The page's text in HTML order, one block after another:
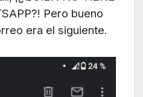
Pero bueno
era el siguiente.